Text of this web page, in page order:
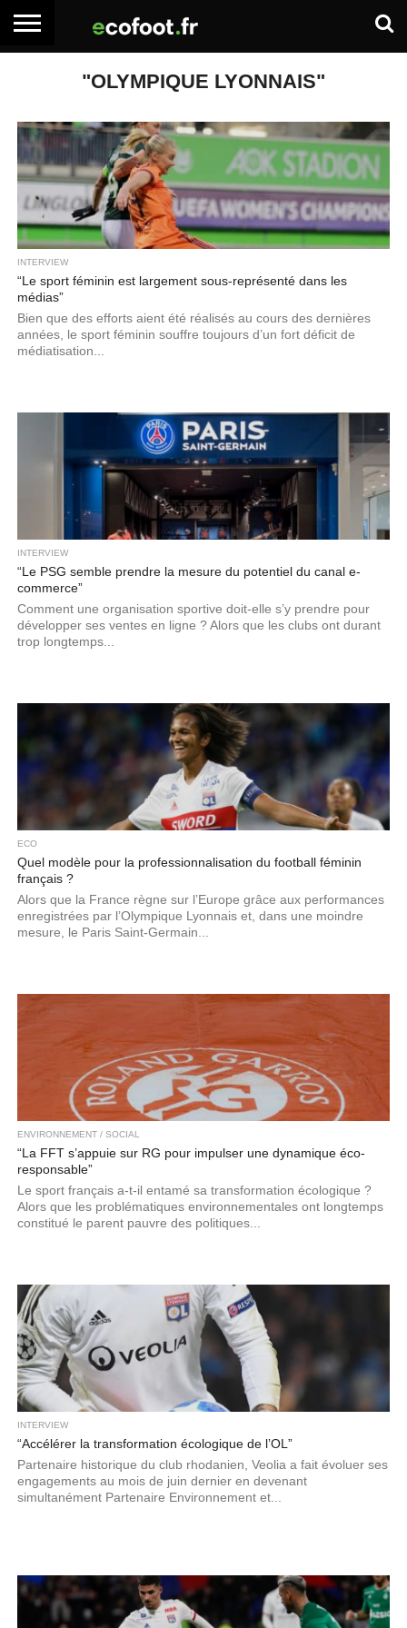
ARTICLES
ADHÉSION
CONNECTER"OLYMPIQUE LYONNAIS"
INTERVIEW
“Le sport féminin est largement sous-représenté dans les
médias”
Bien que des efforts aient été réalisés au cours des dernières
années, le sport féminin souffre toujours d’un fort déficit de
médiatisation...
INTERVIEW
“Le PSG semble prendre la mesure du potentiel du canal e-
commerce”
Comment une organisation sportive doit-elle s’y prendre pour
développer ses ventes en ligne ? Alors que les clubs ont durant
trop longtemps...
ECO
Quel modèle pour la professionnalisation du football féminin
français ?
Alors que la France règne sur l’Europe grâce aux performances
enregistrées par l’Olympique Lyonnais et, dans une moindre
mesure, le Paris Saint-Germain...
ENVIRONNEMENT / SOCIAL
“La FFT s’appuie sur RG pour impulser une dynamique éco-
responsable”
Le sport français a-t-il entamé sa transformation écologique ?
Alors que les problématiques environnementales ont longtemps
constitué le parent pauvre des politiques...
INTERVIEW
“Accélérer la transformation écologique de l’OL”
Partenaire historique du club rhodanien, Veolia a fait évoluer ses
engagements au mois de juin dernier en devenant
simultanément Partenaire Environnement et...